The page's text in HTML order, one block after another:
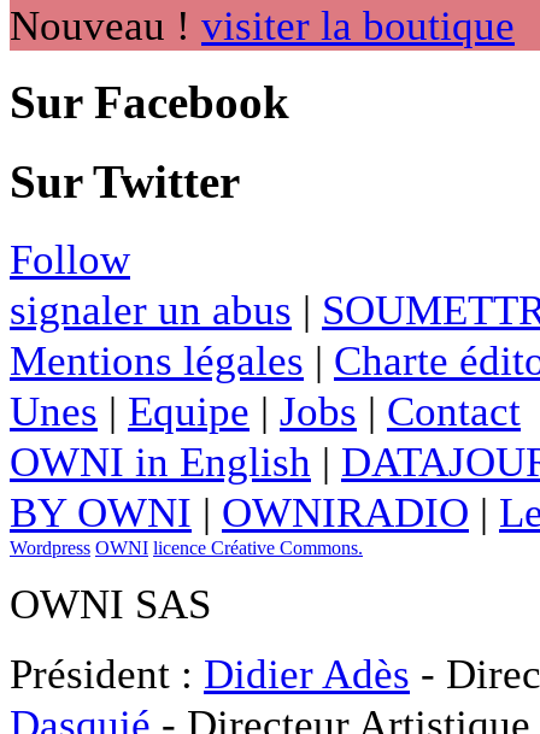
Nouveau ! visiter la boutique
Sur Facebook
Sur Twitter
Follow
signaler un abus |
Mentions légales | Charte
Unes | Equipe | Jobs | Contact
OWNI in English |
BY OWNI | OWNIRADIO |
Wordpress OWNI licence Créative Commons.
OWNI SAS
Président : Didier Adès -
Dasquié - Directeur